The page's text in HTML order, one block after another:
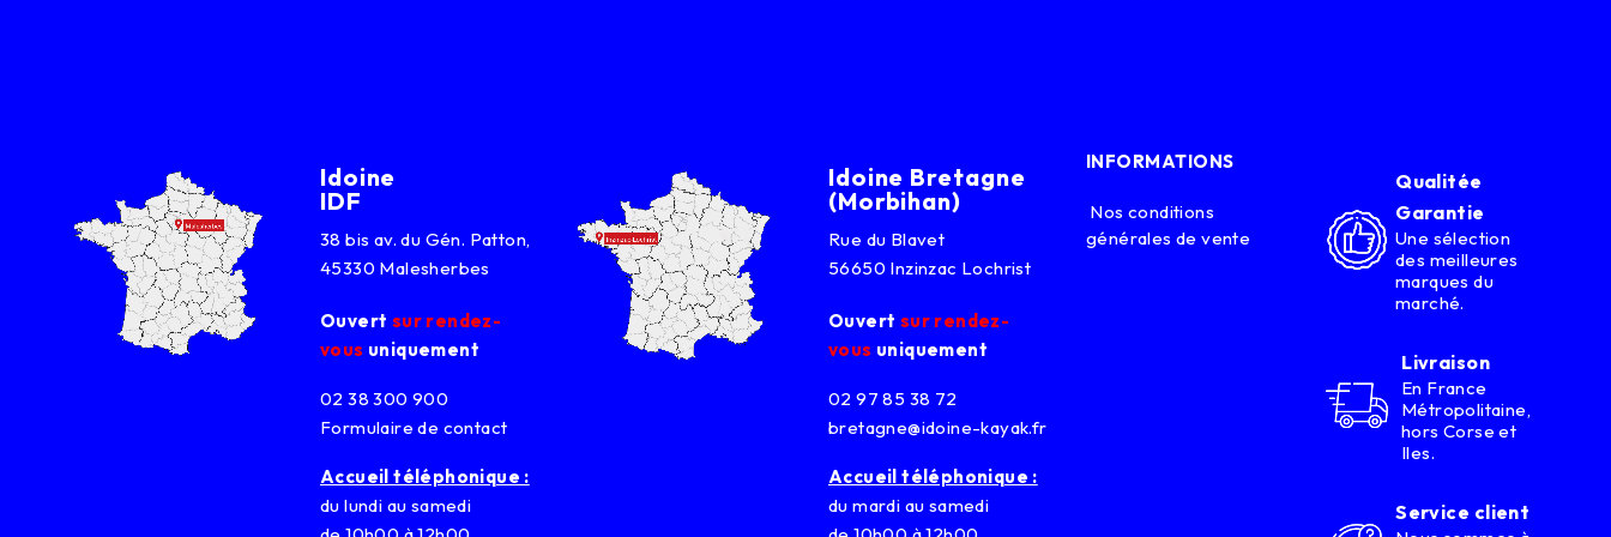
Idoine
IDF
38 bis av. du Gén. Patton,
45330 Malesherbes
Ouvert sur rendez-
vous uniquement
02 38 300 900
Formulaire de contact
Accueil téléphonique :
du lundi au samedi
Idoine Bretagne
(Morbihan)
Rue du Blavet
56650 Inzinzac Lochrist
Ouvert sur rendez-
vous uniquement
02 97 85 38 72
bretagne@idoine-kayak.fr
Accueil téléphonique :
du mardi au samedi
INFORMATIONS
Nos conditions
générales de vente
Qualitée
Garantie
Une sélection
des meilleures
marques du
marché.
Livraison
En France
Métropolitaine,
hors Corse et
Iles.
Service client